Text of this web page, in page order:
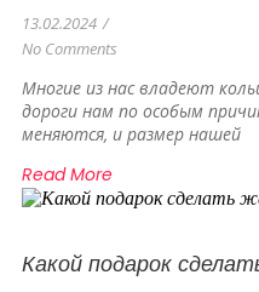
13.02.2024 /
No Comments
Многие из нас владеют
дороги нам по особым
меняются, и размер нашей
Read More
Какой подарок